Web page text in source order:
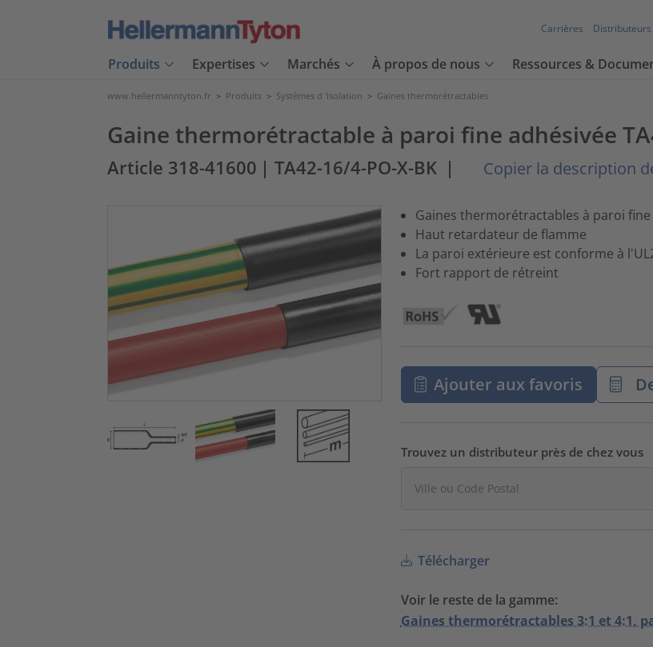
Carrières Distributeurs
Produits Expertises Marchés À propos de nous Ressources &
www.hellermanntyton.fr > Produits > Systèmes d 'isolation > Gaines thermorétractables
Gaine thermorétractable à paroi fine adhésivée
Article 318-41600 | TA42-16/4-PO-X-BK | Copier la description
Gaines thermorétractables à paroi fine
Haut retardateur de flamme
La paroi extérieure est conforme à
Fort rapport de rétreint
Ajouter aux favoris
Trouvez un distributeur près de chez vous
Télécharger
Voir le reste de la gamme:
Gaines thermorétractables 3:1 et 4:1,